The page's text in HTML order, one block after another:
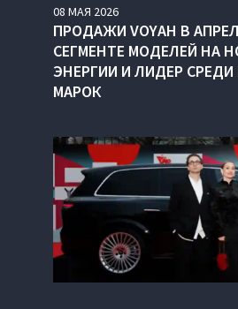
08 МАЯ 2026
ПРОДАЖИ VOYAH В
СЕГМЕНТЕ МОДЕЛЕЙ НА
ЭНЕРГИИ И ЛИДЕР
МАРОК